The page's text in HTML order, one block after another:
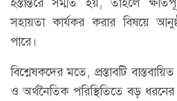
সহায়তা কার্যকর করার বিষয়ে
পারে।
বিশ্লেষকদের মতে, প্রস্তাবটি
ও অর্থনৈতিক পরিস্থিতিতে বড়